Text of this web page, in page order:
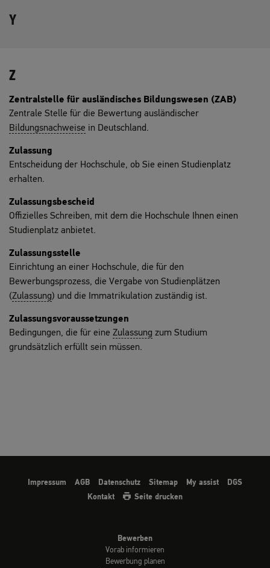
Y
Z
Zentralstelle für ausländisches Bildungswesen (ZAB)
Zentrale Stelle für die Bewertung ausländischer
Bildungsnachweise in Deutschland.
Zulassung
Entscheidung der Hochschule, ob Sie einen Studienplatz
erhalten.
Zulassungsbescheid
Offizielles Schreiben, mit dem die Hochschule Ihnen einen
Studienplatz anbietet.
Zulassungsstelle
Einrichtung an einer Hochschule, die für den
Bewerbungsprozess, die Vergabe von Studienplätzen
(Zulassung) und die Immatrikulation zuständig ist.
Zulassungsvoraussetzungen
Bedingungen, die für eine Zulassung zum Studium
grundsätzlich erfüllt sein müssen.
Impressum AGB Datenschutz Sitemap My assist
DGS
Kontakt
Seite drucken
Bewerben
Vorab informieren
Bewerbung planen